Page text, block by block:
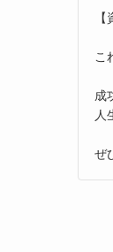
こ
成
人
ぜ